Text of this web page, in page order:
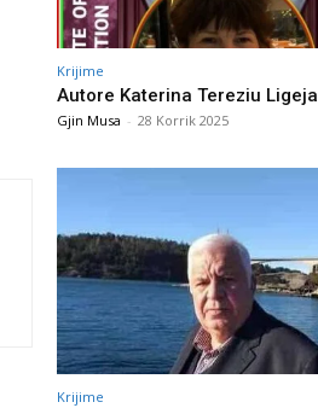
Krijime
Autore Katerina Tereziu Ligeja
Gjin Musa - 28 Korrik 2025
Krijime